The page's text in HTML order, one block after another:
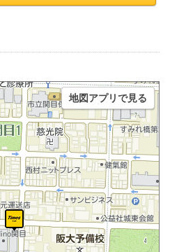
地図アプリで見る